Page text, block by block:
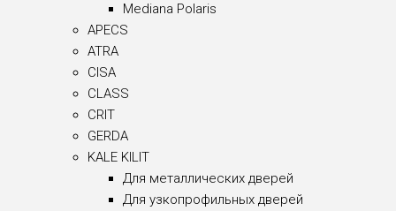
Mediana Polaris
APECS
ATRA
CISA
CLASS
CRIT
GERDA
KALE KILIT
Для металлических дверей
Для узкопрофильных дверей